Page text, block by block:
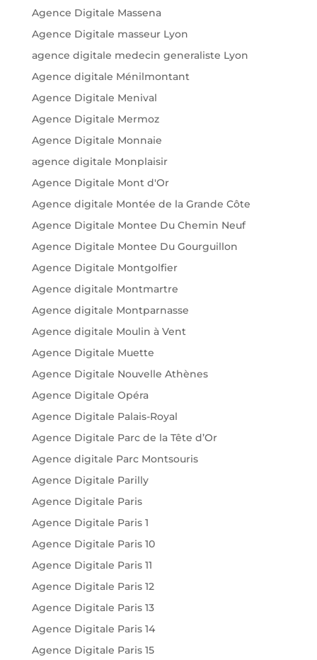
Agence Digitale Massena
Agence Digitale masseur Lyon
agence digitale medecin generaliste Lyon
Agence digitale Ménilmontant
Agence Digitale Menival
Agence Digitale Mermoz
Agence Digitale Monnaie
agence digitale Monplaisir
Agence Digitale Mont d'Or
Agence digitale Montée de la Grande Côte
Agence Digitale Montee Du Chemin Neuf
Agence Digitale Montee Du Gourguillon
Agence Digitale Montgolfier
Agence digitale Montmartre
Agence digitale Montparnasse
Agence digitale Moulin à Vent
Agence Digitale Muette
Agence Digitale Nouvelle Athènes
Agence Digitale Opéra
Agence Digitale Palais-Royal
Agence Digitale Parc de la Tête d’Or
Agence digitale Parc Montsouris
Agence Digitale Parilly
Agence Digitale Paris
Agence Digitale Paris 1
Agence Digitale Paris 10
Agence Digitale Paris 11
Agence Digitale Paris 12
Agence Digitale Paris 13
Agence Digitale Paris 14
Agence Digitale Paris 15